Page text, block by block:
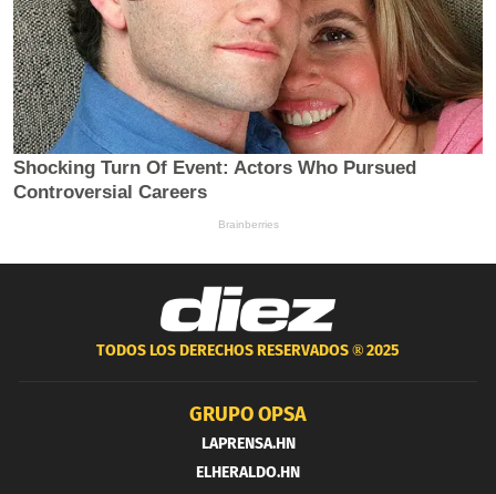
TODOS LOS DERECHOS RESERVADOS ®2025
GRUPO OPSA
LAPRENSA.HN
ELHERALDO.HN